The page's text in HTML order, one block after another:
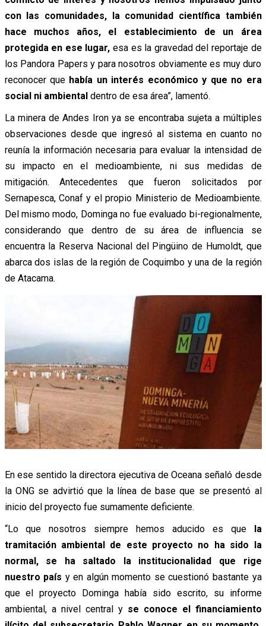
con las comunidades, la comunidad científica también
hace muchos años, el establecimiento de un área
protegida en ese lugar, esa es la gravedad del reportaje de
los Pandora Papers y para nosotros obviamente es muy duro
reconocer que había un interés económico y que no era
social ni ambientaldentro de esa área”, lamentó.
La minera de Andes Iron ya se encontraba sujeta a múltiples
observaciones desde que ingresó al sistema en cuanto no
reunía la información necesaria para evaluar la intensidad de
su impacto en el medioambiente, ni sus medidas de
mitigación. Antecedentes que fueron solicitados por
Sernapesca, Conaf y el propio Ministerio de Medioambiente.
Del mismo modo, Dominga no fue evaluado bi-regionalmente,
considerando que dentro de su área de influencia se
encuentra la Reserva Nacional del Pingüino de Humoldt, que
abarca dos islas de la región de Coquimbo y una de la región
de Atacama.
En ese sentido la directora ejecutiva de Oceana señaló desde
la ONG se advirtió que la línea de base que se presentó al
inicio del proyecto fue sumamente deficiente.
“Lo que nosotros siempre hemos aducido es que la
tramitación ambiental de este proyecto no ha sido la
normal, se ha saltado la institucionalidad que rige
nuestro país y en algún momento se cuestionó bastante ya
que el proyecto Dominga había sido escrito, su informe
ambiental, a nivel central y se conoce el financiamiento